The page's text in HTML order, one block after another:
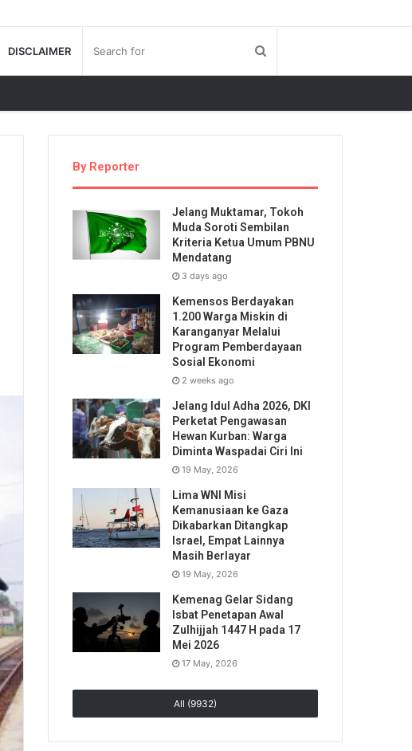
DISCLAIMER
By Reporter
Jelang Muktamar, Tokoh
Muda Soroti Sembilan
Kriteria Ketua Umum PBNU
Mendatang
3 days ago
Kemensos Berdayakan
1.200 Warga Miskin di
Karanganyar Melalui
Program Pemberdayaan
Sosial Ekonomi
2 weeks ago
Jelang Idul Adha 2026, DKI
Perketat Pengawasan
Hewan Kurban: Warga
Diminta Waspadai Ciri Ini
19 May, 2026
Lima WNI Misi
Kemanusiaan ke Gaza
Dikabarkan Ditangkap
Israel, Empat Lainnya
Masih Berlayar
19 May, 2026
Kemenag Gelar Sidang
Isbat Penetapan Awal
Zulhijjah 1447 H pada 17
Mei 2026
17 May, 2026
All (9932)